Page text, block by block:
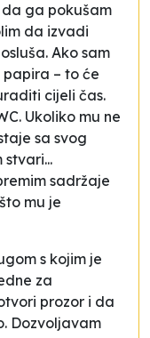
da ga pokušam
da izvadi
Ako sam
– to će
cijeli čas.
Ukoliko mu ne
sa svog
sadržaje
mu je
s kojim je
za
prozor i da
Dozvoljavam